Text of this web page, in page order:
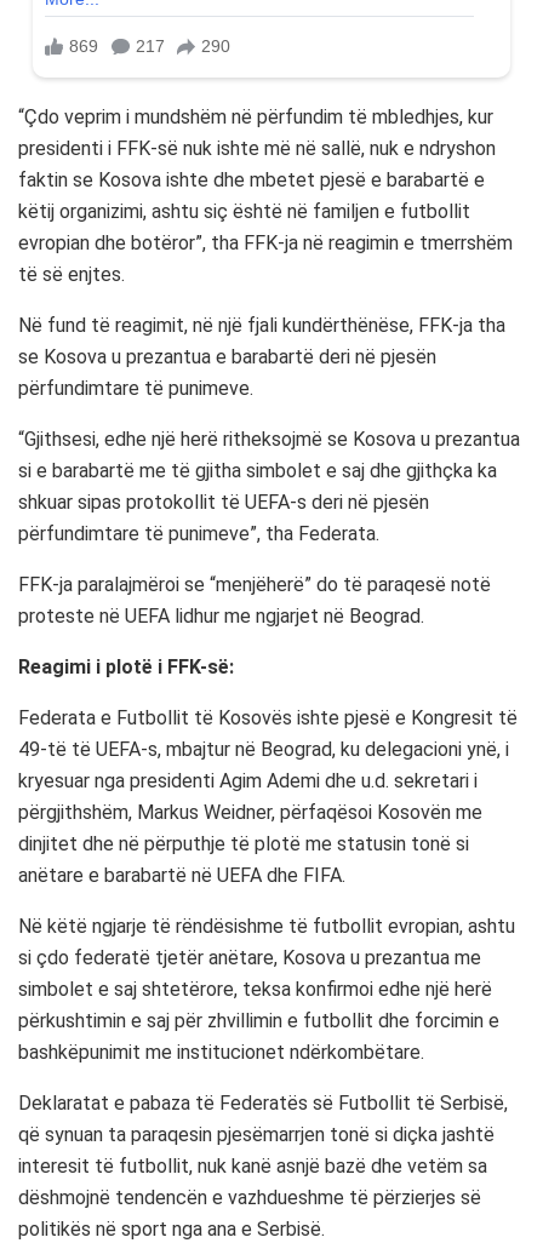
“Çdo veprim i mundshëm në përfundim të mbledhjes, kur
presidenti i FFK-së nuk ishte më në sallë, nuk e ndryshon
faktin se Kosova ishte dhe mbetet pjesë e barabartë e
këtij organizimi, ashtu siç është në familjen e futbollit
evropian dhe botëror”, tha FFK-ja në reagimin e tmerrshëm
të së enjtes.
Në fund të reagimit, në një fjali kundërthënëse, FFK-ja tha
se Kosova u prezantua e barabartë deri në pjesën
përfundimtare të punimeve.
“Gjithsesi, edhe një herë ritheksojmë se Kosova u prezantua
si e barabartë me të gjitha simbolet e saj dhe gjithçka ka
shkuar sipas protokollit të UEFA-s deri në pjesën
përfundimtare të punimeve”, tha Federata.
FFK-ja paralajmëroi se “menjëherë” do të paraqesë notë
proteste në UEFA lidhur me ngjarjet në Beograd.
Reagimi i plotë i FFK-së:
Federata e Futbollit të Kosovës ishte pjesë e Kongresit të
49-të të UEFA-s, mbajtur në Beograd, ku delegacioni ynë, i
kryesuar nga presidenti Agim Ademi dhe u.d. sekretari i
përgjithshëm, Markus Weidner, përfaqësoi Kosovën me
dinjitet dhe në përputhje të plotë me statusin tonë si
anëtare e barabartë në UEFA dhe FIFA.
Në këtë ngjarje të rëndësishme të futbollit evropian, ashtu
si çdo federatë tjetër anëtare, Kosova u prezantua me
simbolet e saj shtetërore, teksa konfirmoi edhe një herë
përkushtimin e saj për zhvillimin e futbollit dhe forcimin e
bashkëpunimit me institucionet ndërkombëtare.
Deklaratat e pabaza të Federatës së Futbollit të Serbisë,
që synuan ta paraqesin pjesëmarrjen tonë si diçka jashtë
interesit të futbollit, nuk kanë asnjë bazë dhe vetëm sa
dëshmojnë tendencën e vazhdueshme të përzierjes së
politikës në sport nga ana e Serbisë.